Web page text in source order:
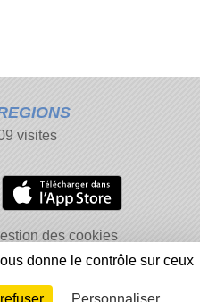
visites
des cookies
un contenu inapproprié
donne le contrôle sur ceux
Personnaliser